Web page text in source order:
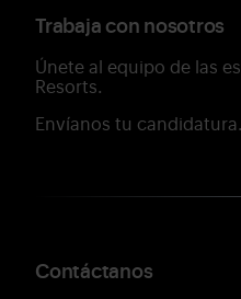
Trabaja con nosotros
Únete al equipo de las
Resorts.
Envíanos tu candidatura.
Contáctanos